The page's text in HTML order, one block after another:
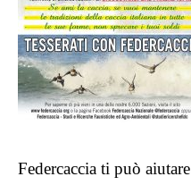
Federcaccia ti può aiutare